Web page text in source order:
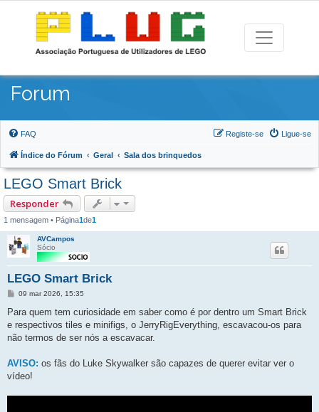
Forum
FAQ Ligue-se
Registe-se
Índice do Fórum Geral Sala dos brinquedos
LEGO Smart Brick
Responder
1 mensagem • Página1de1
AVCampos
Sócio
LEGO Smart Brick
Mensagem
09 mar 2026, 15:35
Para quem tem curiosidade em saber como é por dentro um Smart Brick
e respectivos tiles e minifigs, o JerryRigEverything, escavacou-os para
não termos de ser nós a escavacar.
AVISO: os fãs do Luke Skywalker são capazes de querer evitar ver o
vídeo!